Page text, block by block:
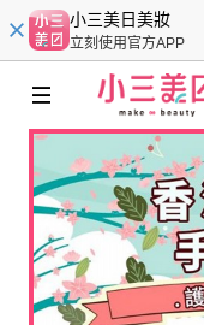
小三美日美妝
立刻使用官方APP